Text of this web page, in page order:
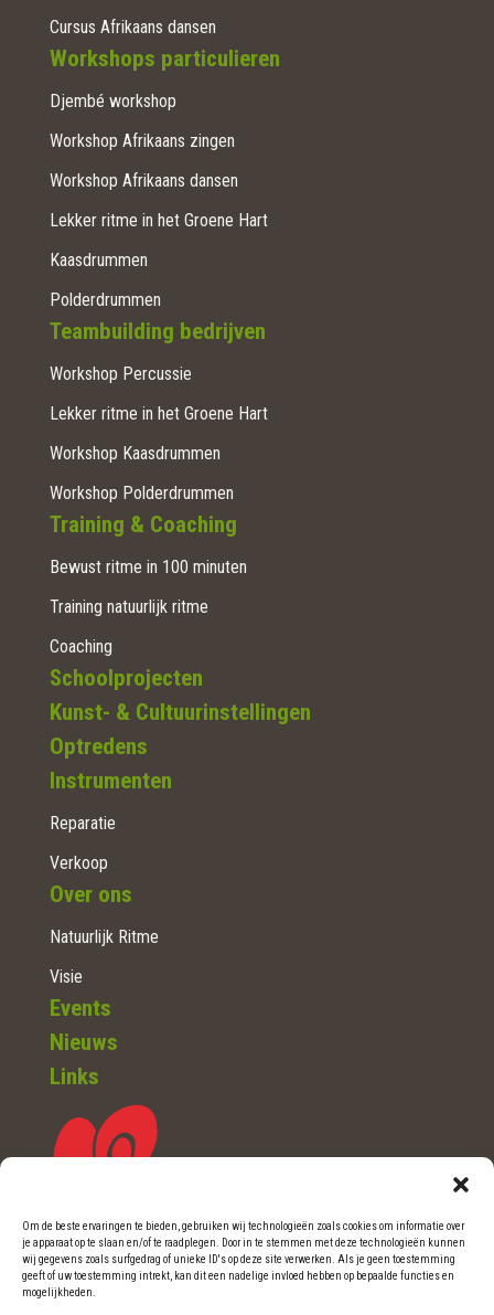
Om de beste ervaringen te bieden, gebruiken wij technologieën zoals cookies om informatie over
je apparaat op te slaan en/of te raadplegen. Door in te stemmen met deze technologieën kunnen
wij gegevens zoals surfgedrag of unieke ID's op deze site verwerken. Als je geen toestemming
geeft of uw toestemming intrekt, kan dit een nadelige invloed hebben op bepaalde functies en
mogelijkheden.
Cursus Afrikaans dansen
Workshops particulieren
Djembé workshop
Workshop Afrikaans zingen
Workshop Afrikaans dansen
Lekker ritme in het Groene Hart
Kaasdrummen
Polderdrummen
Teambuilding bedrijven
Workshop Percussie
Lekker ritme in het Groene Hart
Workshop Kaasdrummen
Workshop Polderdrummen
Training & Coaching
Bewust ritme in 100 minuten
Training natuurlijk ritme
Coaching
Schoolprojecten
Kunst- & Cultuurinstellingen
Optredens
Instrumenten
Reparatie
Verkoop
Over ons
Natuurlijk Ritme
Visie
Events
Nieuws
Links
WOERDEN (Ut.)